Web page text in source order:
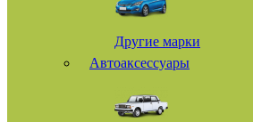
Другие марки
Автоаксессуары